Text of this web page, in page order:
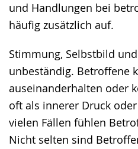
und Handlungen bei
häufig zusätzlich auf.
Stimmung, Selbstbild
unbeständig. Betroffene
auseinanderhalten oder
oft als innerer Druck
vielen Fällen fühlen
Nicht selten sind